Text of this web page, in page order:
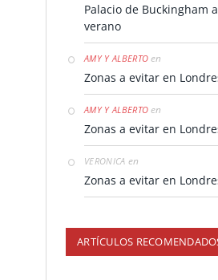
Palacio de Buckingham
verano
AMY Y ALBERTO en
Zonas a evitar en
AMY Y ALBERTO en
Zonas a evitar en
VERONICA en
Zonas a evitar en
ARTÍCULOS